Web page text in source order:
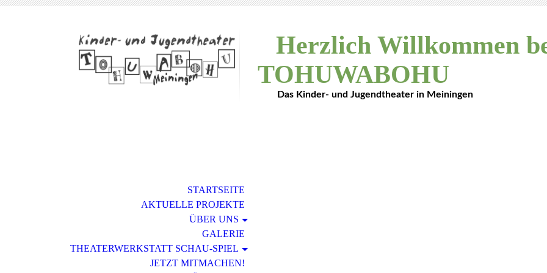
Herzlich Willkommen
TOHUWABOHU
Das Kinder- und Jugendtheater in Meiningen
STARTSEITE
AKTUELLE PROJEKTE
ÜBER UNS
GALERIE
THEATERWERKSTATT SCHAU-SPIEL
JETZT MITMACHEN!